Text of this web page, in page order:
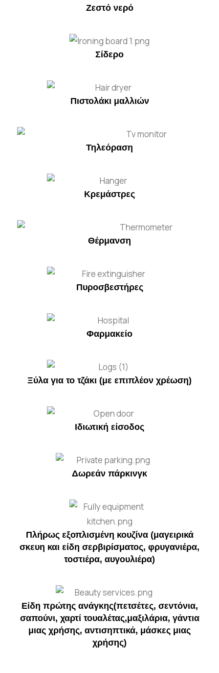
Ζεστό νερό
Σίδερο
Πιστολάκι μαλλιών
Τηλεόραση
Κρεμάστρες
Θέρμανση
Πυροσβεστήρες
Φαρμακείο
Ξύλα για το τζάκι (με επιπλέον χρέωση)
Ιδιωτική είσοδος
Δωρεάν πάρκινγκ
Πλήρως εξοπλισμένη κουζίνα (μαγειρικά
σκευη και είδη σερβιρίσματος, φρυγανιέρα,
τοστιέρα, αυγουλιέρα)
Είδη πρώτης ανάγκης(πετσέτες, σεντόνια,
σαπούνι, χαρτί τουαλέτας,μαξιλάρια, γάντια
μιας χρήσης, αντισηπτικά, μάσκες μιας
χρήσης)